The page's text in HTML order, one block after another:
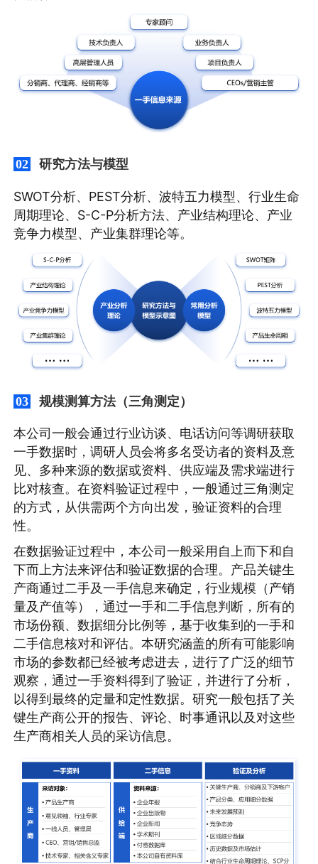
02 研究方法与模型
SWOT分析、PEST分析、波特五力模型、行业生命
周期理论、S-C-P分析方法、产业结构理论、产业
竞争力模型、产业集群理论等。
03 规模测算方法（三角测定）
本公司一般会通过行业访谈、电话访问等调研获取
一手数据时，调研人员会将多名受访者的资料及意
见、多种来源的数据或资料、供应端及需求端进行
比对核查。在资料验证过程中，一般通过三角测定
的方式，从供需两个方向出发，验证资料的合理
性。
在数据验证过程中，本公司一般采用自上而下和自
下而上方法来评估和验证数据的合理。产品关键生
产商通过二手及一手信息来确定，行业规模（产销
量及产值等），通过一手和二手信息判断，所有的
市场份额、数据细分比例等，基于收集到的一手和
二手信息核对和评估。本研究涵盖的所有可能影响
市场的参数都已经被考虑进去，进行了广泛的细节
观察，通过一手资料得到了验证，并进行了分析，
以得到最终的定量和定性数据。研究一般包括了关
键生产商公开的报告、评论、时事通讯以及对这些
生产商相关人员的采访信息。